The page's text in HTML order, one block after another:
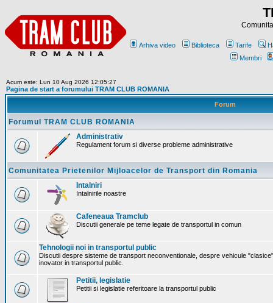
Arhiva video Biblioteca Tarife
Membri
Acum este: Lun 10 Aug 2026 12:05:27
Pagina de start a forumului TRAM CLUB ROMANIA
Forum
Forumul TRAM CLUB ROMANIA
Administrativ
Regulament forum si diverse probleme administrative
Comunitatea Prietenilor Mijloacelor de Transport din Romania
Intalniri
Intalnirile noastre
Cafeneaua Tramclub
Discutii generale pe teme legate de transportul in comun
Tehnologii noi in transportul public
Discutii despre sisteme de transport neconventionale, despre vehicule
inovator in transportul public.
Petitii, legislatie
Petitii si legislatie referitoare la transportul public